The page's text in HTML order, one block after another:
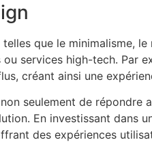
que le minimalisme,
services high-tech. Par
créant ainsi une
seulement de répondre
En investissant dans
des expériences